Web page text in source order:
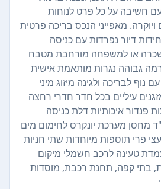
חשיבה על כל פרט לנוחות
מאפייני הנכס בריכה פרטית
דיור נפרדות עם כניסה
או למשפחה מורחבת מטבח
גבוהה נגרות מותאמת אישית
נוף לבריכה ולגינה מיזוג מיני
עיליים בכל חדר חדרי רחצה
פנדור איכותיות דלת כניסה
מחסן מערכת יונקרס לחימום מים
פרי תוספות מיוחדות שתי חניות
טעינה לרכב חשמלי מיקום
בתי קפה, תחנת רכבת, מוסדות